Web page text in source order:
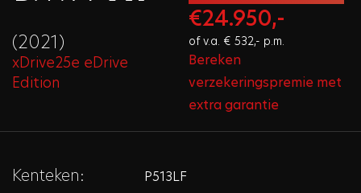
(2021)
xDrive25e eDrive
Edition
€24.950,-
of v.a. € 532,- p.m.
Bereken
verzekeringspremie met
extra garantie
Kenteken: P513LF